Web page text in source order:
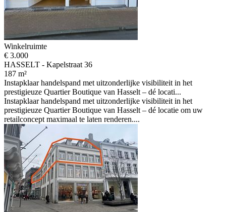
Winkelruimte
€ 3.000
HASSELT - Kapelstraat 36
187 m²
Instapklaar handelspand met uitzonderlijke visibiliteit in het
prestigieuze Quartier Boutique van Hasselt – dé locati...
Instapklaar handelspand met uitzonderlijke visibiliteit in het
prestigieuze Quartier Boutique van Hasselt – dé locatie om uw
retailconcept maximaal te laten renderen....